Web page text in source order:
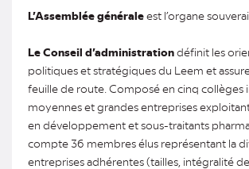
L’Assemblée généraleest l’organe
Le Conseil d’administrationdéfinit les
politiques et stratégiques du Leem et
feuille de route. Composé en cinq collèges
moyennes et grandes entreprises
en développement et sous-traitants
compte 36 membres élus représentant la
entreprises adhérentes (tailles, intégralité